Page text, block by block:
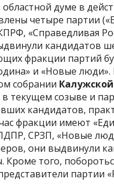
областной думе в
четыре партии
«Справедливая
кандидатов
фракции партий
и «Новые люди».
собрании
текущем созыве и
кандидатов,
фракции имеют
СРЗП, «Новые
они выдвинули
Кроме того,
партии